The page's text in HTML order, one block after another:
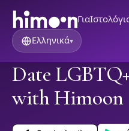
Για
Ελληνικά▾
Date
with Himoon